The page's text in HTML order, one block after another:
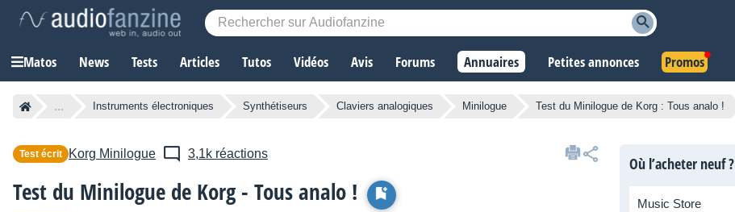
Matos News Tests Articles Tutos Vidéos Avis Forums Annuaires Petites annonces Promos
... Instruments électroniques Synthétiseurs Claviers analogiques Minilogue Test du Minilogue de Korg : Tous analo !
Test écrit Korg Minilogue 3,1k réactions
Test du Minilogue de Korg - Tous analo !
Où l’acheter neuf ?
Music Store